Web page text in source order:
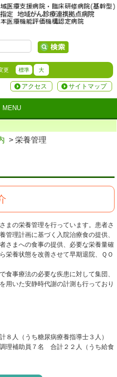
更 標準 大
サイトマップ
アクセス
MENU
> 栄養管理
まの栄養管理を行っています。患者さ
管理計画に基づく入院治療食の提供、
さまへの食事の提供、必要な栄養量確
栄養状態を改善させて早期退院、ＱＯ
食事療法の必要な疾患に対して集団、
用いた安静時代謝の計測も行っており
人（うち糖尿病療養指導士３人）
補助員７名 合計２２人（うち給食